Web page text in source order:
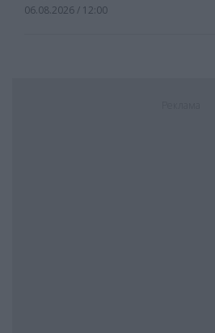
06.08.2026 / 12:00